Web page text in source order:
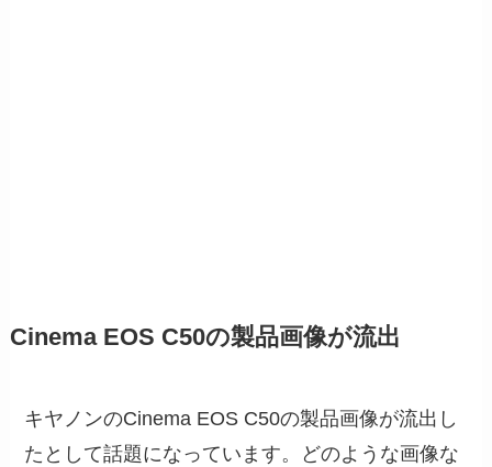
Cinema EOS C50の製品画像が流出
キヤノンのCinema EOS C50の製品画像が流出し
たとして話題になっています。どのような画像な